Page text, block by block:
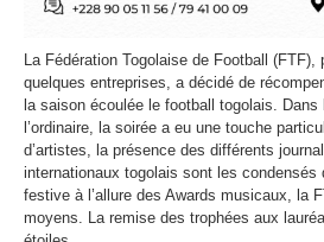
La Fédération Togolaise de Football (FTF),
quelques entreprises, a décidé de
la saison écoulée le football togolais.
l’ordinaire, la soirée a eu une touche
d’artistes, la présence des différents
internationaux togolais sont les condensés
festive à l’allure des Awards musicaux, la
moyens. La remise des trophées aux